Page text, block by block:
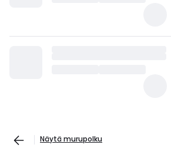
Näytä murupolku